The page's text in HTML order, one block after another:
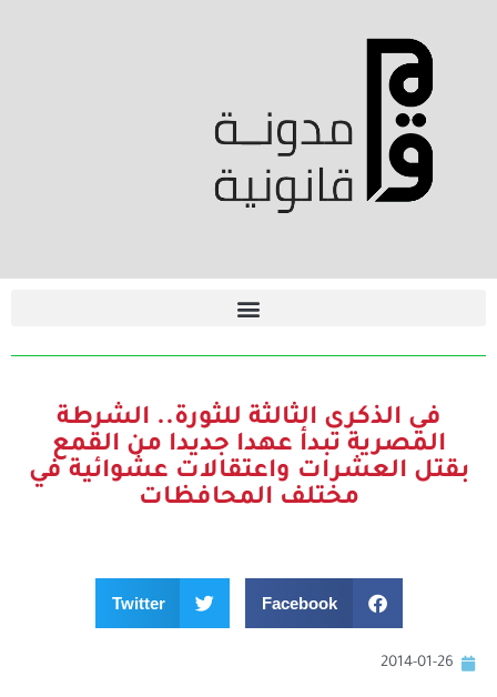
في الذكرى الثالثة للثورة.. الشرطة
المصرية تبدأ عهدا جديدا من القمع
بقتل العشرات واعتقالات عشوائية في
مختلف المحافظات
Facebook
Twitter
2014-01-26